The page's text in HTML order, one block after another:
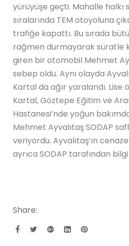
yürüyüşe geçti. Mahalle halkı
sıralarında TEM otoyoluna
trafiğe kapattı. Bu sırada
rağmen durmayarak süratle
giren bir otomobil Mehmet
sebep oldu. Aynı olayda
Kartal da ağır yaralandı. Lise
Kartal, Göztepe Eğitim ve
Hastanesi’nde yoğun
Mehmet Ayvalıtaş SODAP
veriyordu. Ayvalıtaş’ın
ayrıca SODAP tarafından
Share: